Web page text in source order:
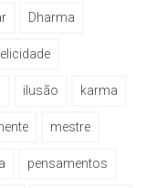
Dharma
ilusão karma
mestre
pensamentos